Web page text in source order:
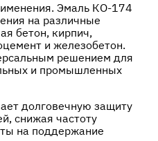
Эмаль КО-174
на различные
бетон, кирпич,
и железобетон.
решением для
и промышленных
долговечную защиту
снижая частоту
на поддержание